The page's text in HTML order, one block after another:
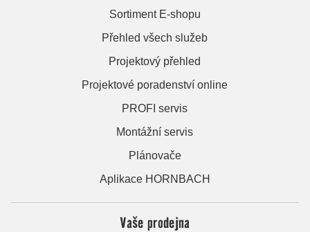
Sortiment E-shopu
Přehled všech služeb
Projektový přehled
Projektové poradenství online
PROFI servis
Montážní servis
Plánovače
Aplikace HORNBACH
Vaše prodejna